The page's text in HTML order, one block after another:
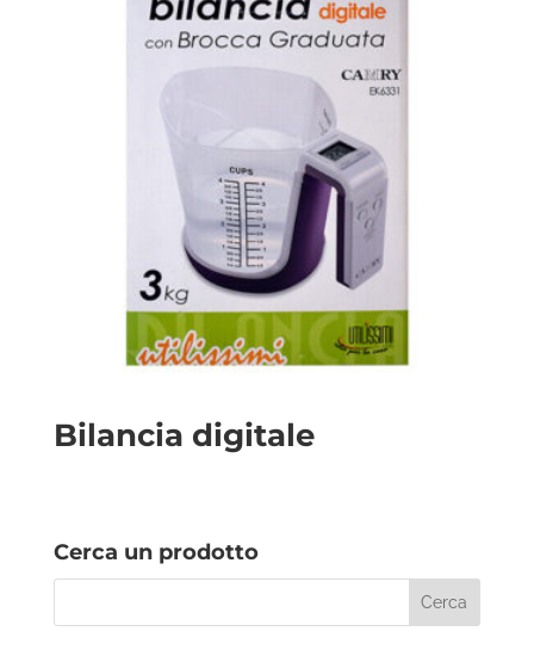
Bilancia digitale
Cerca un prodotto